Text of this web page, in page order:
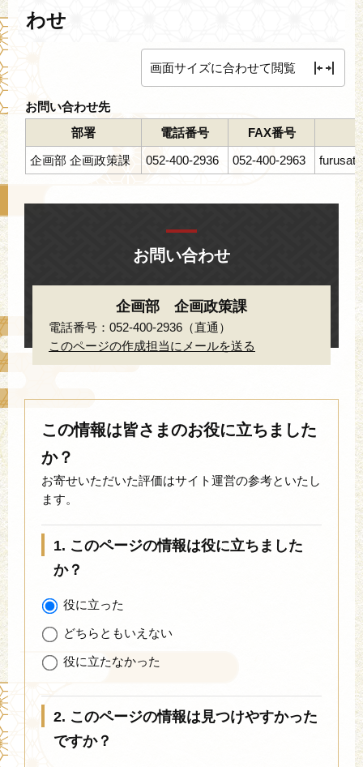
わせ
画面サイズに合わせて閲覧
お問い合わせ先
部署
電話番号
FAX番号
企画部 企画政策課
052-400-2936 052-400-2963
お問い合わせ
企画部 企画政策課
電話番号：052-400-2936（直通）
このページの作成担当にメールを送る
この情報は皆さまのお役に立ちました
か？
お寄せいただいた評価はサイト運営の参考といたし
ます。
1. このページの情報は役に立ちました
か？
役に立った
どちらともいえない
役に立たなかった
2. このページの情報は見つけやすかった
ですか？